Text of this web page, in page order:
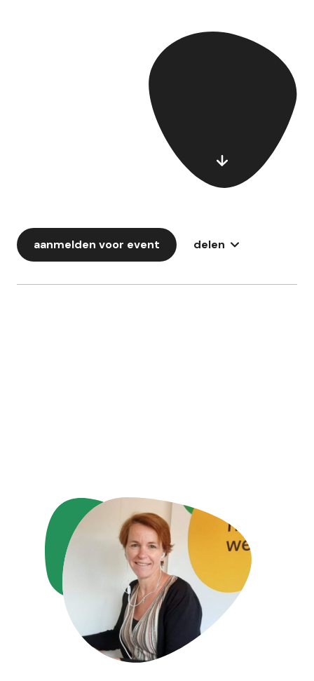
aanmelden voor event delen